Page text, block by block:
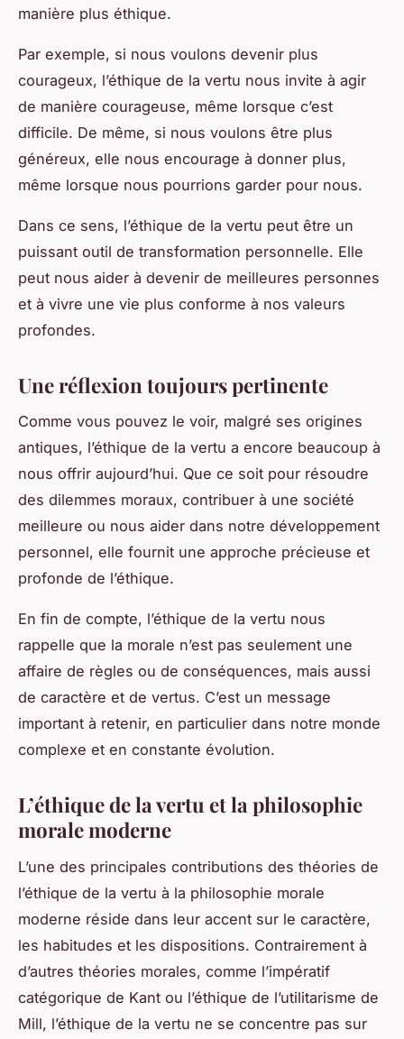
manière plus éthique.
Par exemple, si nous voulons devenir plus
courageux, l’éthique de la vertu nous invite à agir
de manière courageuse, même lorsque c’est
difficile. De même, si nous voulons être plus
généreux, elle nous encourage à donner plus,
même lorsque nous pourrions garder pour nous.
Dans ce sens, l’éthique de la vertu peut être un
puissant outil de transformation personnelle. Elle
peut nous aider à devenir de meilleures personnes
et à vivre une vie plus conforme à nos valeurs
profondes.
Une réflexion toujours pertinente
Comme vous pouvez le voir, malgré ses origines
antiques, l’éthique de la vertu a encore beaucoup à
nous offrir aujourd’hui. Que ce soit pour résoudre
des dilemmes moraux, contribuer à une société
meilleure ou nous aider dans notre développement
personnel, elle fournit une approche précieuse et
profonde de l’éthique.
En fin de compte, l’éthique de la vertu nous
rappelle que la morale n’est pas seulement une
affaire de règles ou de conséquences, mais aussi
de caractère et de vertus. C’est un message
important à retenir, en particulier dans notre monde
complexe et en constante évolution.
L’éthique de la vertu et la philosophie
morale moderne
L’une des principales contributions des théories de
l’éthique de la vertu à la philosophie morale
moderne réside dans leur accent sur le caractère,
les habitudes et les dispositions. Contrairement à
d’autres théories morales, comme l’impératif
catégorique de Kant ou l’éthique de l’utilitarisme de
Mill, l’éthique de la vertu ne se concentre pas sur